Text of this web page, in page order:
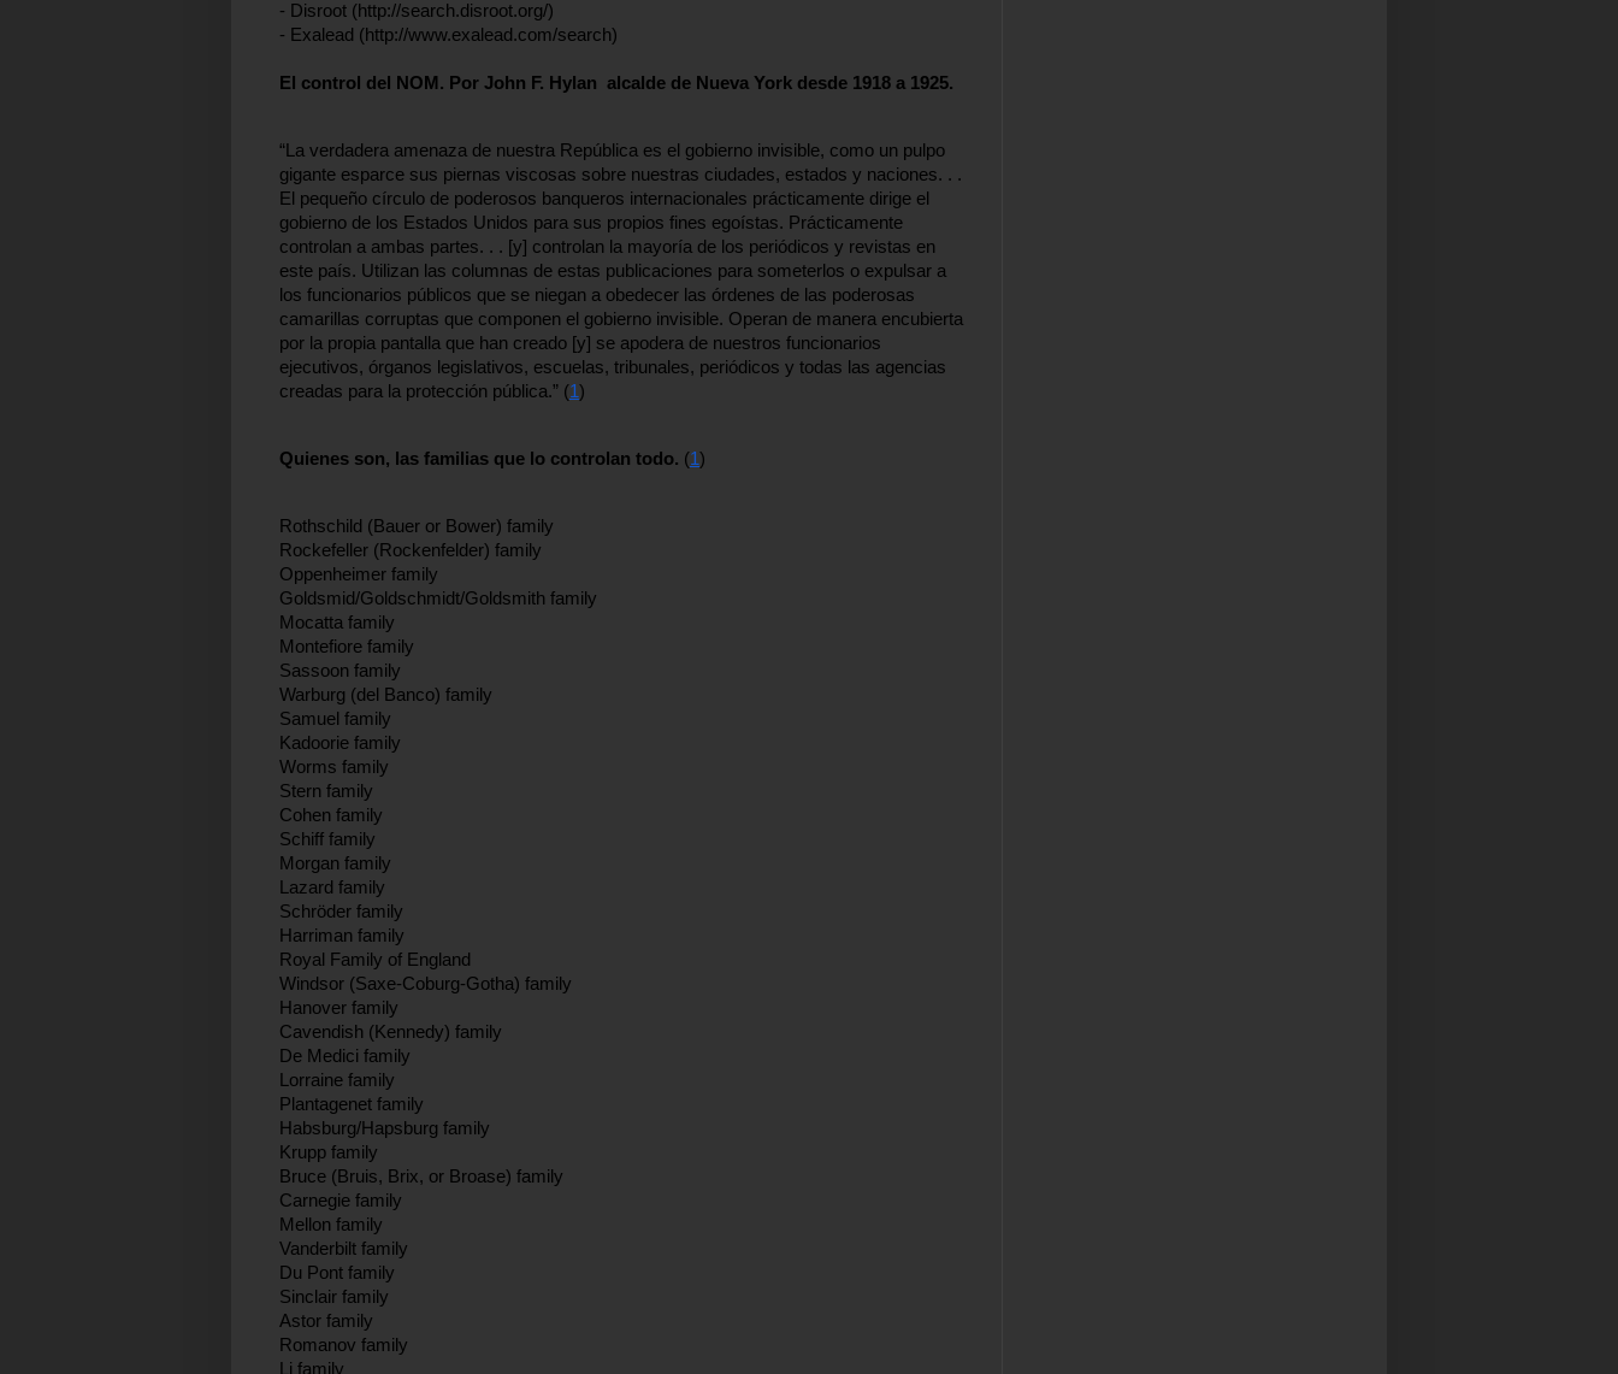
- Disroot (http://search.disroot.org/)
- Exalead (http://www.exalead.com/search)
El control del NOM. Por John F. Hylan  alcalde de Nueva York desde 1918 a 1925.
“La verdadera amenaza de nuestra República es el gobierno invisible, como un pulpo
gigante esparce sus piernas viscosas sobre nuestras ciudades, estados y naciones. . .
El pequeño círculo de poderosos banqueros internacionales prácticamente dirige el
gobierno de los Estados Unidos para sus propios fines egoístas. Prácticamente
controlan a ambas partes. . . [y] controlan la mayoría de los periódicos y revistas en
este país. Utilizan las columnas de estas publicaciones para someterlos o expulsar a
los funcionarios públicos que se niegan a obedecer las órdenes de las poderosas
camarillas corruptas que componen el gobierno invisible. Operan de manera encubierta
por la propia pantalla que han creado [y] se apodera de nuestros funcionarios
ejecutivos, órganos legislativos, escuelas, tribunales, periódicos y todas las agencias
creadas para la protección pública.” (1)
Quienes son, las familias que lo controlan todo. (1)
Rothschild (Bauer or Bower) family
Rockefeller (Rockenfelder) family
Oppenheimer family
Goldsmid/Goldschmidt/Goldsmith family
Mocatta family
Montefiore family
Sassoon family
Warburg (del Banco) family
Samuel family
Kadoorie family
Worms family
Stern family
Cohen family
Schiff family
Morgan family
Lazard family
Schröder family
Harriman family
Royal Family of England
Windsor (Saxe-Coburg-Gotha) family
Hanover family
Cavendish (Kennedy) family
De Medici family
Lorraine family
Plantagenet family
Habsburg/Hapsburg family
Krupp family
Bruce (Bruis, Brix, or Broase) family
Carnegie family
Mellon family
Vanderbilt family
Du Pont family
Sinclair family
Astor family
Romanov family
Li family